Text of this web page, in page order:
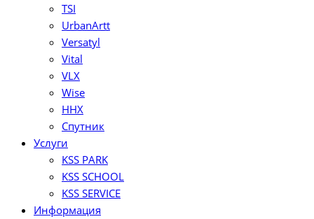
TSI
UrbanArtt
Versatyl
Vital
VLX
Wise
ННХ
Спутник
Услуги
KSS PARK
KSS SCHOOL
KSS SERVICE
Информация